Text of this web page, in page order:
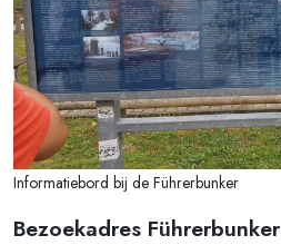
Informatiebord bij de Führerbunker
Bezoekadres Führerbunker